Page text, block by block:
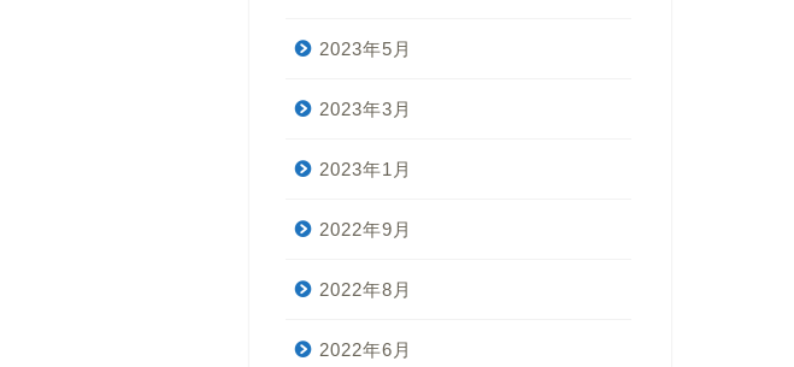
2023年5月
2023年3月
2023年1月
2022年9月
2022年8月
2022年6月